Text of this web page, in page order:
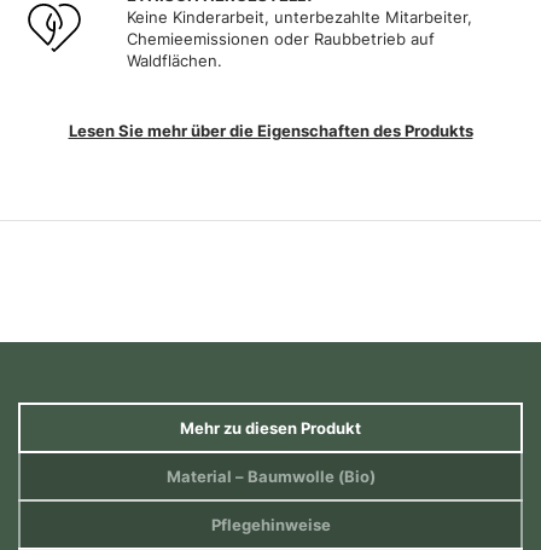
Keine Kinderarbeit, unterbezahlte Mitarbeiter,
Chemieemissionen oder Raubbetrieb auf
Waldflächen.
Lesen Sie mehr über die Eigenschaften des Produkts
Mehr zu diesen Produkt
Material – Baumwolle (Bio)
Pflegehinweise